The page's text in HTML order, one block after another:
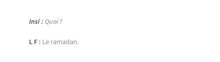
Insi : Quoi ?
L F : Le ramadan.